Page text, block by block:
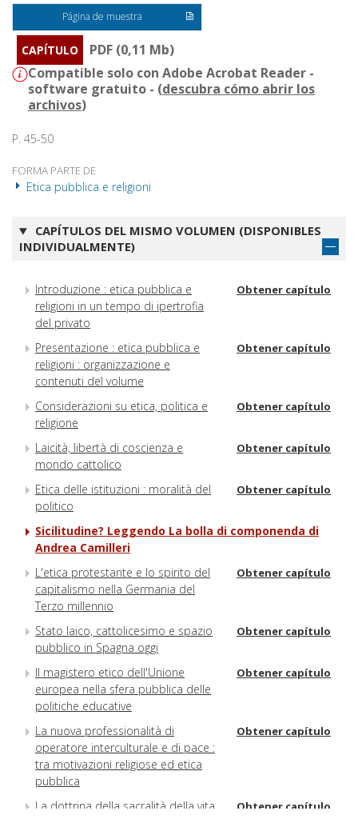
Página de muestra
CAPÍTULO
PDF (0,11 Mb)
Compatible solo con Adobe Acrobat Reader -
software gratuito - (descubra cómo abrir los
archivos)
P. 45-50
FORMA PARTE DE
Etica pubblica e religioni
CAPÍTULOS DEL MISMO VOLUMEN (DISPONIBLES
INDIVIDUALMENTE)
Introduzione : etica pubblica e
religioni in un tempo di ipertrofia
del privato
Obtener capítulo
Presentazione : etica pubblica e
religioni : organizzazione e
contenuti del volume
Obtener capítulo
Considerazioni su etica, politica e
religione
Obtener capítulo
Laicità, libertà di coscienza e
mondo cattolico
Obtener capítulo
Etica delle istituzioni : moralità del
politico
Obtener capítulo
Sicilitudine? Leggendo La bolla di componenda di
Andrea Camilleri
L'etica protestante e lo spirito del
capitalismo nella Germania del
Terzo millennio
Obtener capítulo
Stato laico, cattolicesimo e spazio
pubblico in Spagna oggi
Obtener capítulo
Il magistero etico dell'Unione
europea nella sfera pubblica delle
politiche educative
Obtener capítulo
La nuova professionalità di
operatore interculturale e di pace :
tra motivazioni religiose ed etica
pubblica
Obtener capítulo
La dottrina della sacralità della vita
Obtener capítulo